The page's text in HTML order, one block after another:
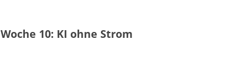
Woche 10: KI ohne Strom